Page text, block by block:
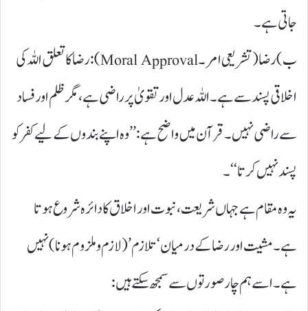
جاتی ہے۔
ب) رضا ( تشریعی امر ۔ Moral Approval): رضا کا تعلق اللہ کی
اخلاقی پسند سے ہے۔ اللہ عدل اور تقویٰ پر راضی ہے، مگر ظلم اور فساد
سے راضی نہیں۔ قرآن میں واضح ہے: ’’ وہ اپنے بندوں کے لیے کفر کو
پسند نہیں کرتا‘‘۔
یہ وہ مقام ہے جہاں شریعت، نبوت اور اخلاق کا دائرہ شروع ہوتا
ہے۔ مشیت اور رضا کے درمیان ‘تلازم’ ( لازم و ملزوم ہونا) نہیں
ہے ۔ اسے ہم چار صورتوں سے سمجھ سکتے ہیں: